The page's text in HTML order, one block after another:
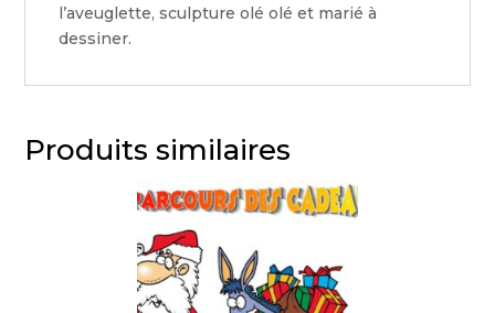
l’aveuglette, sculpture olé olé et marié à
dessiner.
Produits similaires